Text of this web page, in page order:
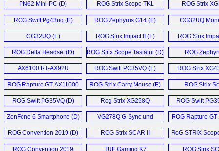
PN62 Mini-PC (D)
ROG Strix Scope TKL
Deluxe (E)
ROG Strix
Monitor
ROG Swift Pg43uq (E)
ROG Zephyrus G14 (E) CG32UQ
CG32UQ (E) ROG Strix Impact II (E) ROG Strix
ROG Delta Headset (D) ROG Strix Scope Tastatur (D)
ROG
GX502GW
AX6100 RT-AX92U
Router (D)
ROG Swift PG35VQ (E) ROG Strix
ROG Rapture GT-AX11000
Router (E)
ROG Strix Carry Mouse (E)
ROG Strix
G531GW
ROG Swift PG35VQ (D)
Rog Strix XG258Q
Monitor (D)
ROG Swift
ZenFone 6 Smartphone (D)
VG278Q G-Sync und
Freesync Gaming
Monitor (D)
ROG Rapture
Router
ROG Convention 2019 (D)
ROG Strix SCAR II
Notebook (E)
RoG STRIX
ROG Convention 2019
TUF Gaming K7
ROG Strix